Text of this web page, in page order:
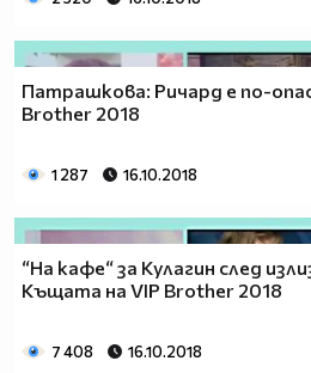
Патрашкова: Ричард е по-
Brother 2018
1 287 16.10.2018
“На кафе“ за Кулагин след
Къщата на VIP Brother 2018
7 408 16.10.2018